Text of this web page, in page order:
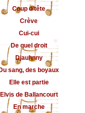
Coup d’tête
Crève
Cui-cui
De quel droit
Djauhnny
sang, des boyaux
Elle est partie
Elvis de Ballancourt
En marche